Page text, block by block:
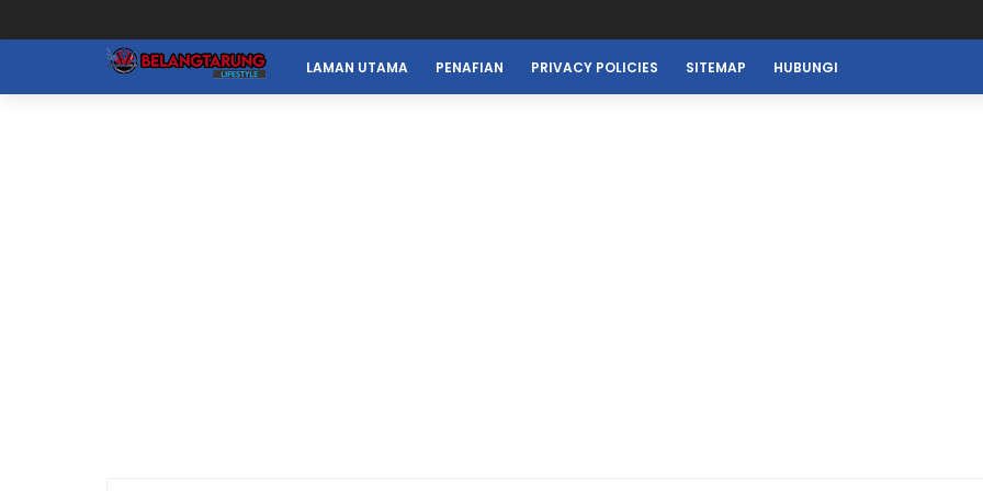
LAMAN UTAMA PENAFIAN PRIVACY POLICIES SITEMAP HUBUNGI